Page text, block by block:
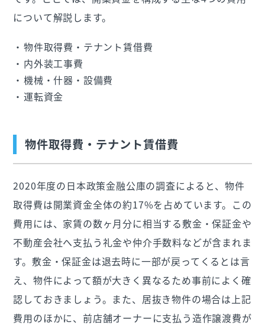
について解説します。
物件取得費・テナント賃借費
内外装工事費
機械・什器・設備費
運転資金
物件取得費・テナント賃借費
2020年度の日本政策金融公庫の調査によると、物件
取得費は開業資金全体の約17%を占めています。この
費用には、家賃の数ヶ月分に相当する敷金・保証金や
不動産会社へ支払う礼金や仲介手数料などが含まれま
す。敷金・保証金は退去時に一部が戻ってくるとは言
え、物件によって額が大きく異なるため事前によく確
認しておきましょう。また、居抜き物件の場合は上記
費用のほかに、前店舗オーナーに支払う造作譲渡費が